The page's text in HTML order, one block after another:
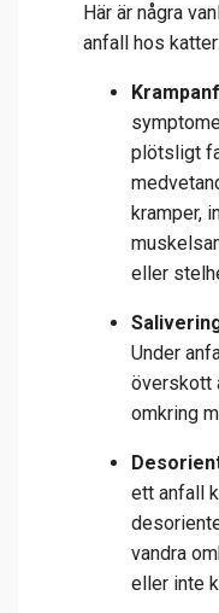
Här är några
anfall hos katter:
plötsligt
kramper,
eller
Under
överskott
omkring
ett anfall
vandra
eller inte